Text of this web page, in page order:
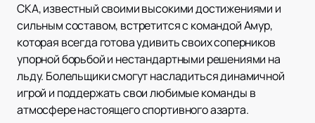
СКА, известный своими высокими достижениями и
сильным составом, встретится с командой Амур,
которая всегда готова удивить своих соперников
упорной борьбой и нестандартными решениями на
льду. Болельщики смогут насладиться динамичной
игрой и поддержать свои любимые команды в
атмосфере настоящего спортивного азарта.